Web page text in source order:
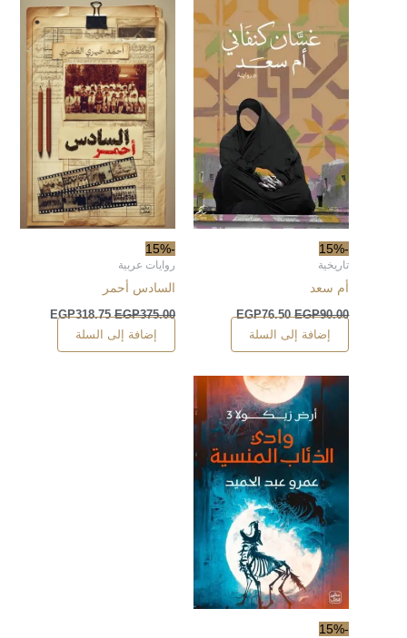
-15%
تاريخية
أم سعد
EGP90.00
EGP76.50
إضافة إلى السلة
-15%
روايات عربية
السادس أحمر
EGP375.00
EGP318.75
إضافة إلى السلة
-15%